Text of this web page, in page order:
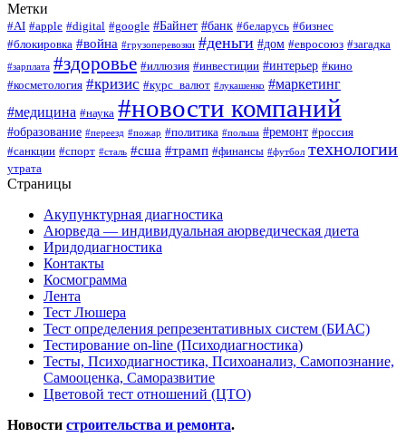
Метки
#AI #apple #digital #google #Байнет #банк #беларусь #бизнес
#блокировка #война #грузоперевозки #деньги #дом #евросоюз #загадка
#зарплата #здоровье #иллюзия #инвестиции #интерьер #кино
#косметология #кризис #курс_валют #лукашенко #маркетинг
#медицина #наука #новости компаний
#образование #переезд #пожар #политика #польша #ремонт #россия
#санкции #спорт #сталь #сша #трамп #финансы #футбол технологии
утрата
Страницы
Акупунктурная диагностика
Аюрведа — индивидуальная аюрведическая диета
Иридодиагностика
Контакты
Космограмма
Лента
Тест Люшера
Тест определения репрезентативных систем (БИАС)
Тестирование on-line (Психодиагностика)
Тесты, Психодиагностика, Психоанализ, Самопознание,
Самооценка, Саморазвитие
Цветовой тест отношений (ЦТО)
Новости строительства и ремонта.